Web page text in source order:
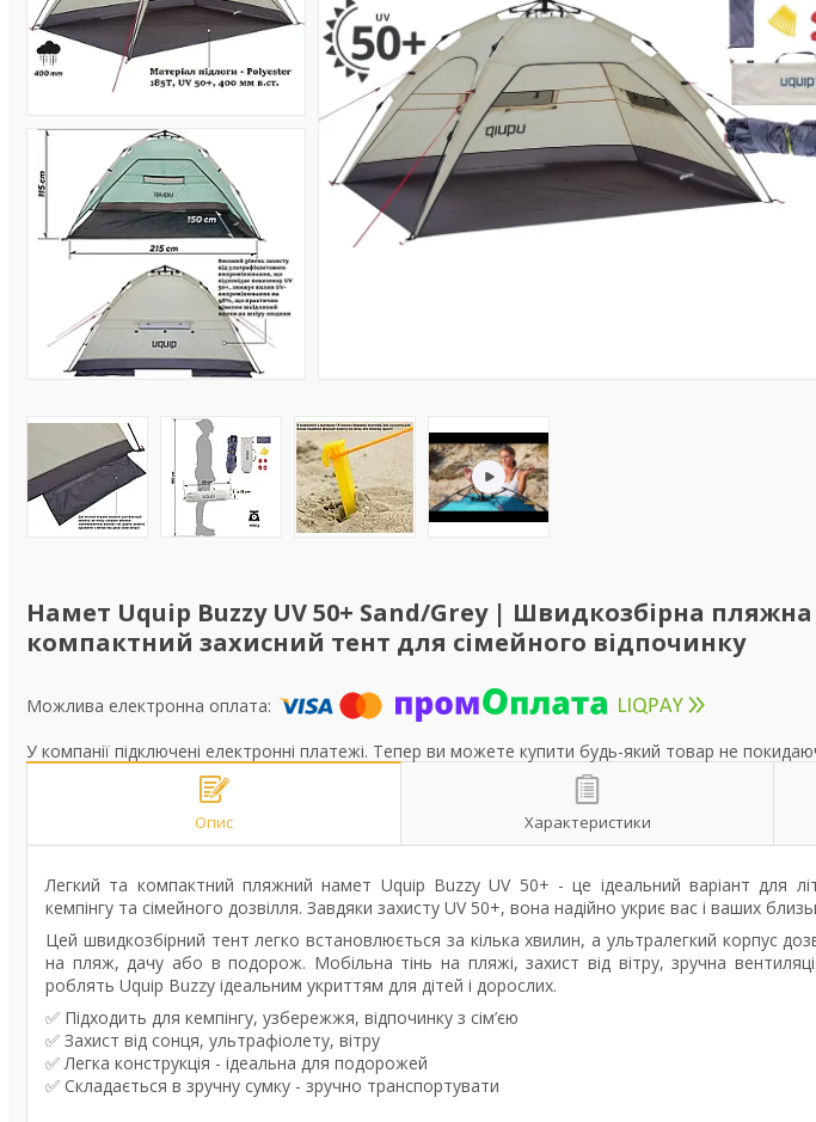
Намет Uquip Buzzy UV 50+ Sand/Grey | Швидкозбірна
компактний захисний тент для сімейного відпочинку
У компанії підключені електронні платежі. Тепер ви можете купити будь-який товар не
Опис Характеристики
Легкий та компактний пляжний намет Uquip Buzzy UV 50+ - це ідеальний варіант для
кемпінгу та сімейного дозвілля. Завдяки захисту UV 50+, вона надійно укриє вас і ваших
Цей швидкозбірний тент легко встановлюється за кілька хвилин, а ультралегкий корпус
на пляж, дачу або в подорож. Мобільна тінь на пляжі, захист від вітру, зручна
роблять Uquip Buzzy ідеальним укриттям для дітей і дорослих.
✅ Підходить для кемпінгу, узбережжя, відпочинку з сім’єю
✅ Захист від сонця, ультрафіолету, вітру
✅ Легка конструкція - ідеальна для подорожей
✅ Складається в зручну сумку - зручно транспортувати